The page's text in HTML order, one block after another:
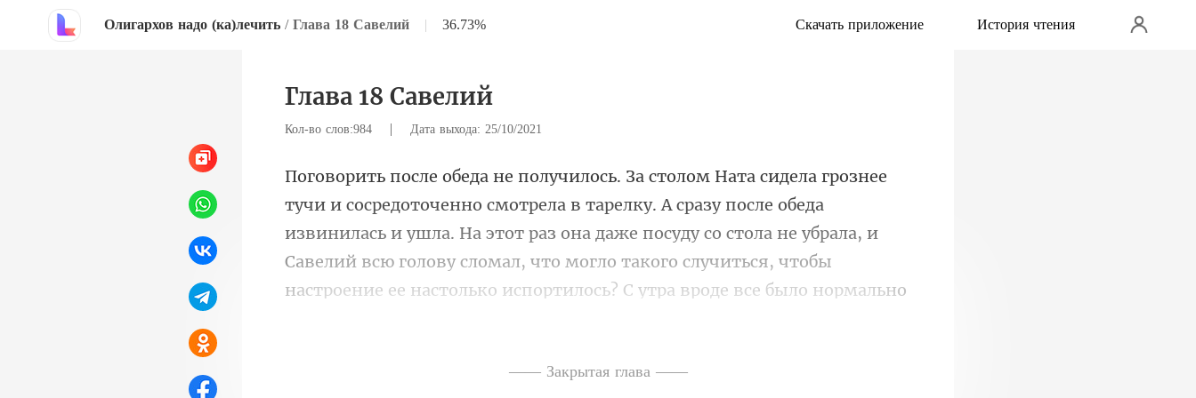
Олигархов надо (ка)лечить / Глава 18 Савелий | 36.73% Скачать приложение История чтения
Глава 18 Савелий
Кол-во слов:984 | Дата выхода: 25/10/2021
у после обеда
извинилась и ушла. На этот раз она даже посуду со стола не убрала, и
Савелий всю голову сломал, что мо
—— Закрытая глава ——